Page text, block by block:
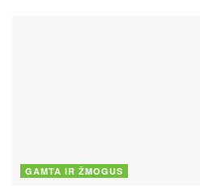
GAMTA IR ŽMOGUS